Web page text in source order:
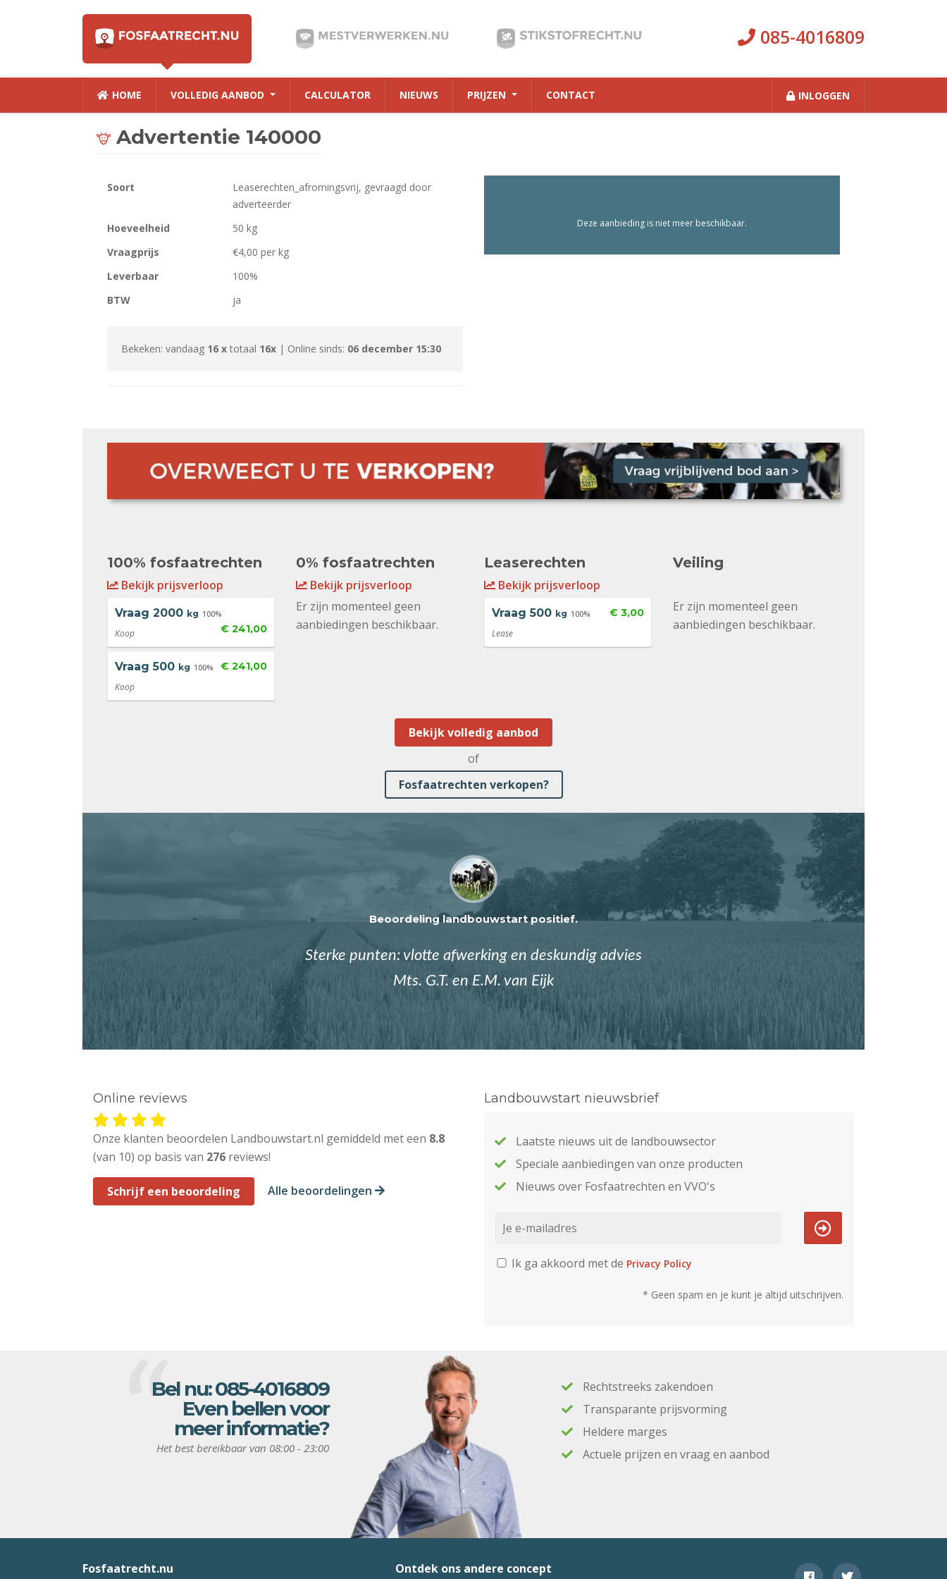
085-4016809
HOME VOLLEDIG AANBOD CALCULATOR NIEUWS PRIJZEN CONTACT INLOGGEN
Advertentie 140000
Soort
Leaserechten_afromingsvrij, gevraagd door
adverteerder
Hoeveelheid
50 kg
Vraagprijs
€4,00 per kg
Leverbaar
100%
BTW
ja
Bekeken: vandaag 16 x totaal 16x | Online sinds: 06 december 15:30
Deze aanbieding is niet meer beschikbaar.
100% fosfaatrechten
Bekijk prijsverloop
Vraag 2000 kg 100%
€ 241,00
Koop
Vraag 500 kg 100% € 241,00
Koop
0% fosfaatrechten
Bekijk prijsverloop
Er zijn momenteel geen
aanbiedingen beschikbaar.
Leaserechten
Bekijk prijsverloop
Vraag 500 kg 100% € 3,00
Lease
Veiling
Er zijn momenteel geen
aanbiedingen beschikbaar.
Bekijk volledig aanbod
of
Fosfaatrechten verkopen?
Beoordeling landbouwstart positief.
Sterke punten: vlotte afwerking en deskundig advies
Mts. G.T. en E.M. van Eijk
Online reviews
Onze klanten beoordelen Landbouwstart.nl gemiddeld met een 8.8
(van 10) op basis van 276 reviews!
Schrijf een beoordeling Alle beoordelingen
Landbouwstart nieuwsbrief
Laatste nieuws uit de landbouwsector
Speciale aanbiedingen van onze producten
Nieuws over Fosfaatrechten en VVO's
Ik ga akkoord met de Privacy Policy
* Geen spam en je kunt je altijd uitschrijven.
Bel nu:085-4016809
Even bellen voor
meer informatie?
Het best bereikbaar van 08:00 - 23:00
Rechtstreeks zakendoen
Transparante prijsvorming
Heldere marges
Actuele prijzen en vraag en aanbod
Fosfaatrecht.nu Ontdek ons andere concept